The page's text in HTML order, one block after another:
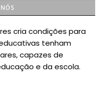
cria condições para
tenham
capazes de
e da escola.